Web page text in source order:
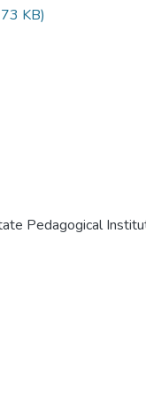
KB)
Pedagogical